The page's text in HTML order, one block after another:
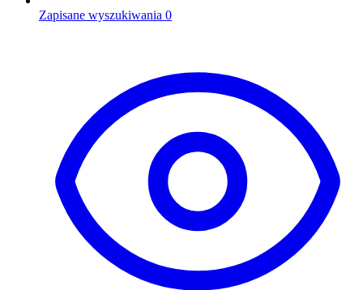
Zapisane wyszukiwania 0